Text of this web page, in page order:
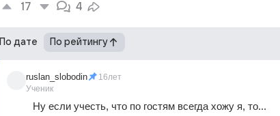
17 4
По дате По рейтингу
ruslan_slobodin
Ученик
16лет
Ну если учесть, что по гостям всегда хожу я, то...